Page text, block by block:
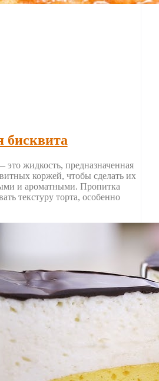
бисквита
жидкость, предназначенная
коржей, чтобы сделать их
и ароматными. Пропитка
текстуру торта, особенно